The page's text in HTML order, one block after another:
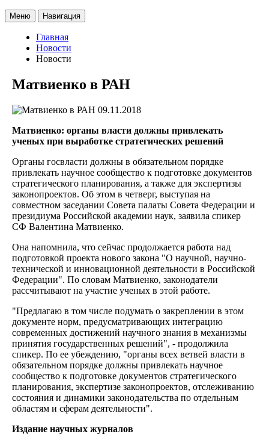
Меню Навигация
Главная
Новости
Новости
Матвиенко в РАН
09.11.2018
Матвиенко: органы власти должны привлекать
ученых при выработке стратегических решений
Органы госвласти должны в обязательном порядке
привлекать научное сообщество к подготовке документов
стратегического планирования, а также для экспертизы
законопроектов. Об этом в четверг, выступая на
совместном заседании Совета палаты Совета Федерации и
президиума Российской академии наук, заявила спикер
СФ Валентина Матвиенко.
Она напомнила, что сейчас продолжается работа над
подготовкой проекта нового закона "О научной, научно-
технической и инновационной деятельности в Российской
Федерации". По словам Матвиенко, законодатели
рассчитывают на участие ученых в этой работе.
"Предлагаю в том числе подумать о закреплении в этом
документе норм, предусматривающих интеграцию
современных достижений научного знания в механизмы
принятия государственных решений", - продолжила
спикер. По ее убеждению, "органы всех ветвей власти в
обязательном порядке должны привлекать научное
сообщество к подготовке документов стратегического
планирования, экспертизе законопроектов, отслеживанию
состояния и динамики законодательства по отдельным
областям и сферам деятельности".
Издание научных журналов